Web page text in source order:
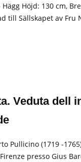
Höjd: 130 cm,
till Sällskapet av Fru
Veduta dell
Pullicino (1719 -
presso Gius